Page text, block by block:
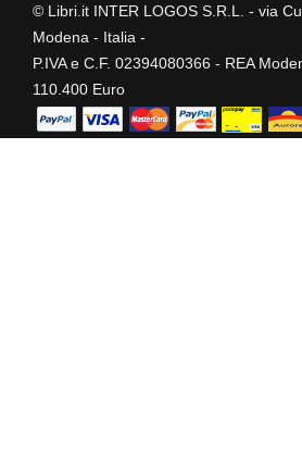
© Libri.it INTER LOGOS S.R.L. - via
Modena - Italia -
P.IVA e C.F. 02394080366 - REA
110.400 Euro